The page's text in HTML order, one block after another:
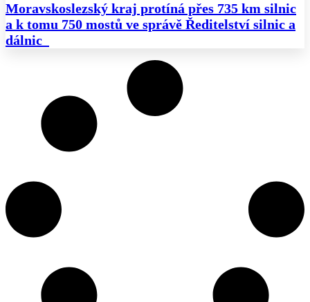
Moravskoslezský kraj protíná přes 735 km silnic
a k tomu 750 mostů ve správě Ředitelství silnic a
dálnic